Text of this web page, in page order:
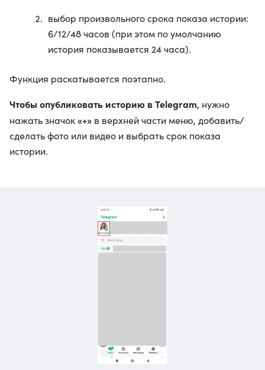
выбор произвольного срока показа истории:
6/12/48 часов (при этом по умолчанию
история показывается 24 часа).
Функция раскатывается поэтапно.
Чтобы опубликовать историю в Telegram, нужно
нажать значок«+» в верхней части меню, добавить/
сделать фото или видео и выбрать срок показа
истории.